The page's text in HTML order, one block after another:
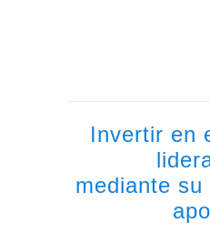
Invertir en
mediante